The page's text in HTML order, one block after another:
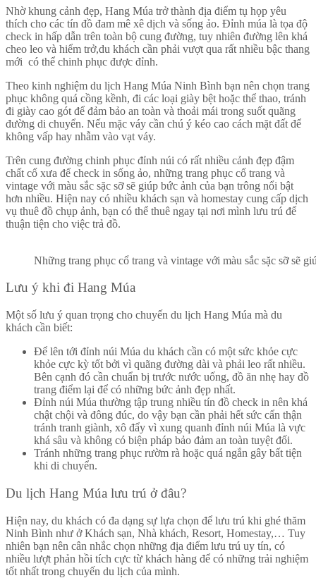
Nhờ khung cảnh đẹp, Hang Múa trở thành địa điểm tụ họp yêu
thích cho các tín đồ đam mê xê dịch và sống ảo. Đỉnh múa là tọa độ
check in hấp dẫn trên toàn bộ cung đường, tuy nhiên đường lên khá
cheo leo và hiểm trở,du khách cần phải vượt qua rất nhiều bậc thang
mới có thể chinh phục được đỉnh.
Theo kinh nghiệm du lịch Hang Múa Ninh Bình bạn nên chọn trang
phục không quá cồng kềnh, đi các loại giày bệt hoặc thể thao, tránh
đi giày cao gót để đảm bảo an toàn và thoải mái trong suốt quãng
đường di chuyển. Nếu mặc váy cần chú ý kéo cao cách mặt đất để
không vấp hay nhẫm vào vạt váy.
Trên cung đường chinh phục đỉnh núi có rất nhiều cảnh đẹp đậm
chất cổ xưa để check in sống ảo, những trang phục cổ trang và
vintage với màu sắc sặc sỡ sẽ giúp bức ảnh của bạn trông nổi bật
hơn nhiều. Hiện nay có nhiều khách sạn và homestay cung cấp dịch
vụ thuê đồ chụp ảnh, bạn có thể thuê ngay tại nơi mình lưu trú để
thuận tiện cho việc trả đồ.
Những trang phục cổ trang và vintage với màu sắc sặc sỡ sẽ
Lưu ý khi đi Hang Múa
Một số lưu ý quan trọng cho chuyến du lịch Hang Múa mà du
khách cần biết:
Để lên tới đỉnh núi Múa du khách cần có một sức khỏe cực
khỏe cực kỳ tốt bởi vì quãng đường dài và phải leo rất nhiều.
Bên cạnh đó cần chuẩn bị trước nước uống, đồ ăn nhẹ hay đồ
trang điểm lại để có những bức ảnh đẹp nhất.
Đỉnh núi Múa thường tập trung nhiều tín đồ check in nên khá
chật chội và đông đúc, do vậy bạn cần phải hết sức cẩn thận
tránh tranh giành, xô đẩy vì xung quanh đỉnh núi Múa là vực
khá sâu và không có biện pháp bảo đảm an toàn tuyệt đối.
Tránh những trang phục rườm rà hoặc quá ngắn gây bất tiện
khi di chuyển.
Du lịch Hang Múa lưu trú ở đâu?
Hiện nay, du khách có đa dạng sự lựa chọn để lưu trú khi ghé thăm
Ninh Bình như ở Khách sạn, Nhà khách, Resort, Homestay,… Tuy
nhiên bạn nên cân nhắc chọn những địa điểm lưu trú uy tín, có
nhiều lượt phản hồi tích cực từ khách hàng để có những trải nghiệm
tốt nhất trong chuyến du lịch của mình.